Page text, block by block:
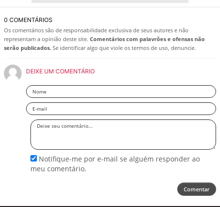
0 COMENTÁRIOS
Os comentários são de responsabilidade exclusiva de seus autores e não
representam a opinião deste site. Comentários com palavrões e ofensas não
serão publicados. Se identificar algo que viole os termos de uso, denuncie.
DEIXE UM COMENTÁRIO
Nome
Email
Deixe
Notifique-me por e-mail se alguém responder ao
meu comentário.
Comentar